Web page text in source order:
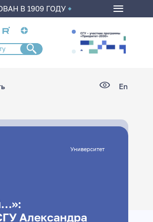
В 1909 ГОДУ
En
Университет
Александра